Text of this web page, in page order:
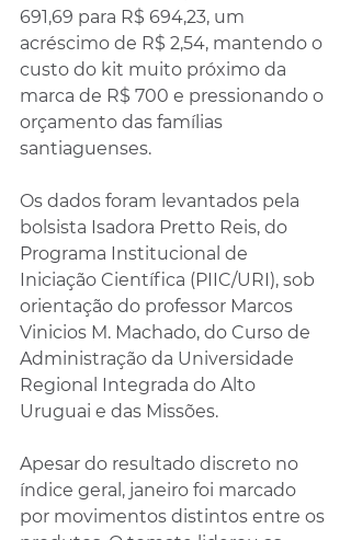
691,69 para R$ 694,23, um
acréscimo de R$ 2,54, mantendo o
custo do kit muito próximo da
marca de R$ 700 e pressionando o
orçamento das famílias
santiaguenses.
Os dados foram levantados pela
bolsista Isadora Pretto Reis, do
Programa Institucional de
Iniciação Científica (PIIC/URI), sob
orientação do professor Marcos
Vinicios M. Machado, do Curso de
Administração da Universidade
Regional Integrada do Alto
Uruguai e das Missões.
Apesar do resultado discreto no
índice geral, janeiro foi marcado
por movimentos distintos entre os